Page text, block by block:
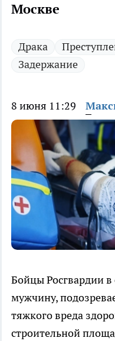
Москве
Драка
Задержание
8 июня 11:29
Бойцы Росгвардии
мужчину,
тяжкого вреда
строительной